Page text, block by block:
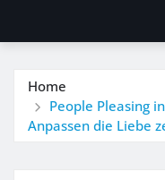
Home
People Pleasing
Anpassen die Liebe